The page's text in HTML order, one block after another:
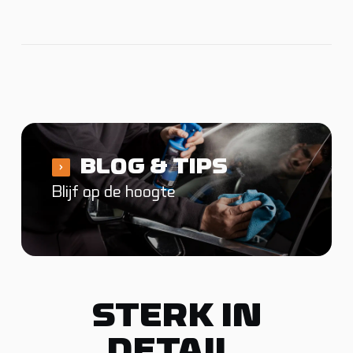
BLOG & TIPS
Blijf op de hoogte
STERK IN